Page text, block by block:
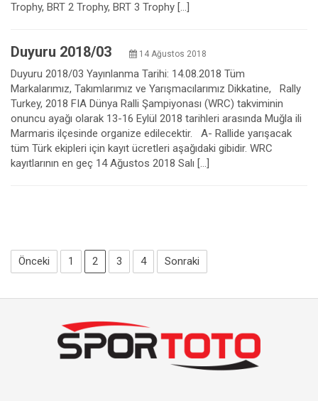
Trophy, BRT 2 Trophy, BRT 3 Trophy […]
Duyuru 2018/03 14 Ağustos 2018
Duyuru 2018/03 Yayınlanma Tarihi: 14.08.2018 Tüm
Markalarımız, Takımlarımız ve Yarışmacılarımız Dikkatine, Rally
Turkey, 2018 FIA Dünya Ralli Şampiyonası (WRC) takviminin
onuncu ayağı olarak 13-16 Eylül 2018 tarihleri arasında Muğla ili
Marmaris ilçesinde organize edilecektir. A- Rallide yarışacak
tüm Türk ekipleri için kayıt ücretleri aşağıdaki gibidir. WRC
kayıtlarının en geç 14 Ağustos 2018 Salı […]
Önceki 1 2 3 4 Sonraki